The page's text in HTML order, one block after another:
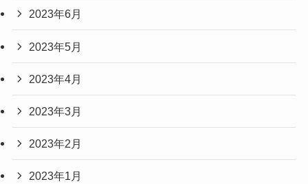
2023年6月
2023年5月
2023年4月
2023年3月
2023年2月
2023年1月